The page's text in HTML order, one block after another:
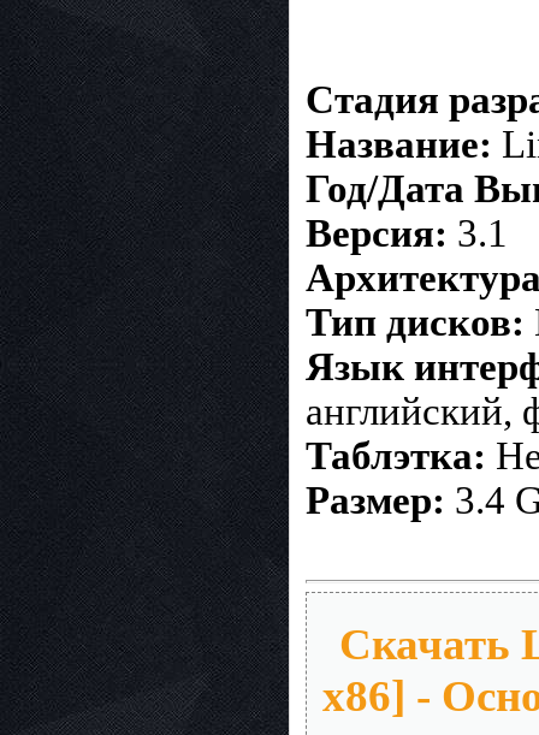
Стадия
Название:
Год/Дата
Версия: 3.1
Тип дисков:
Язык
английский,
Таблэтка:
Размер: 3.4
Скачать
x86] -